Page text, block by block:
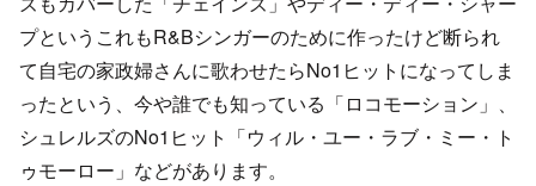
プというこれもR&Bシンガーのために作ったけど断られ
て自宅の家政婦さんに歌わせたらNo1ヒットになってしま
ったという、今や誰でも知っている「ロコモーション」、
シュレルズのNo1ヒット「ウィル・ユー・ラブ・ミー・ト
ゥモーロー」などがあります。